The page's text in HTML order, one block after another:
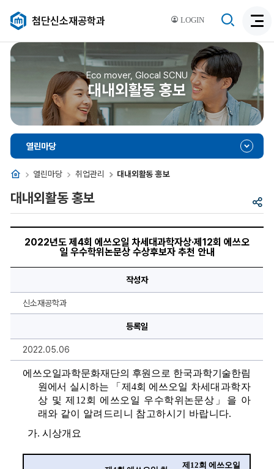
LOGIN
첨단신소재공학과
색
활
성
색
Eco mover, Glocal SCNU
대내외활동 홍보
홈 열린마당 취업관리 대내외활동 홍보
열린마당
공
대내외활동 홍보
4
쓰
자
2022년도 제4회 에쓰오일 차세대과학자상·제12회 에쓰오
일 우수학위논문상 수상후보자 추천 안내
작성자
신소재공학과
등록일
2022.05.06
에쓰오일과학문화재단의 후원으로 한국과학기술한림
원에서 실시하는
「 제 4회 에쓰오일 차세대과학자
상 및 제 12회 에쓰오일 우수학위논문상 」 을 아
래와 같이 알려드리니 참고하시기 바랍니다.
가. 시상개요
제12회 에쓰오일